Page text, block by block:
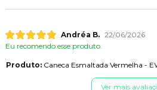
Andréa B. 22/06/2026
Eu recomendo esse produto.
Produto:Caneca Esmaltada Vermelha -
Ver mais